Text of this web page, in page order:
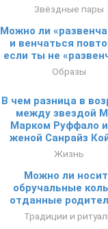
Звёздные пары
Можно ли
и венчаться
если ты не
Образы
В чем разница в
между звездой
Марком Руффало и
женой Санрайз
Жизнь
Можно ли
обручальные
отданные
Традиции и